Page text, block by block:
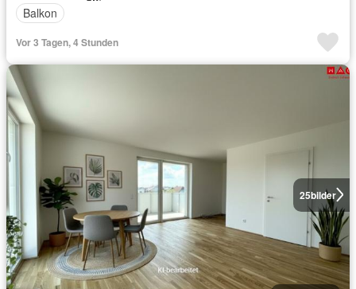
Balkon
Vor 3 Tagen, 4 Stunden
25bilder